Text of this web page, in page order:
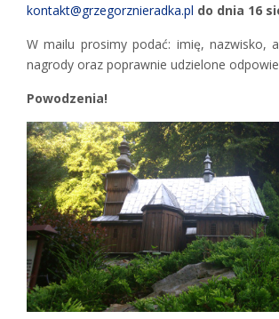
kontakt@grzegorznieradka.pl do dnia 16
W mailu prosimy podać: imię, nazwisko,
nagrody oraz poprawnie udzielone
Powodzenia!